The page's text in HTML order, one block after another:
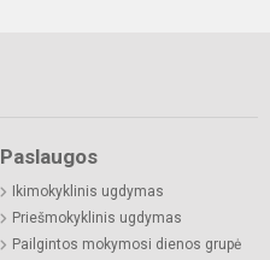
Paslaugos
Ikimokyklinis ugdymas
Priešmokyklinis ugdymas
Pailgintos mokymosi dienos grupė